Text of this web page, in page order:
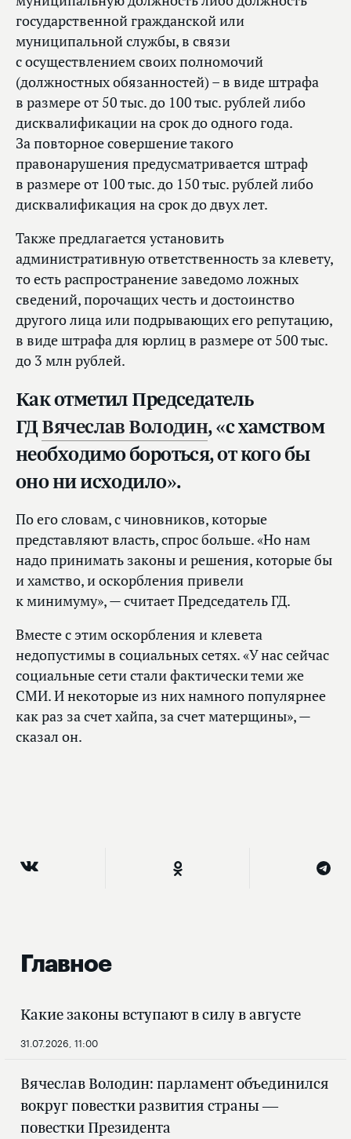
государственной гражданской или
муниципальной службы, в связи
с осуществлением своих полномочий
(должностных обязанностей) – в виде штрафа
в размере от 50 тыс. до 100 тыс. рублей либо
дисквалификации на срок до одного года.
За повторное совершение такого
правонарушения предусматривается штраф
в размере от 100 тыс. до 150 тыс. рублей либо
дисквалификация на срок до двух лет.
Также предлагается установить
административную ответственность за клевету,
то есть распространение заведомо ложных
сведений, порочащих честь и достоинство
другого лица или подрывающих его репутацию,
в виде штрафа для юрлиц в размере от 500 тыс.
до 3 млн рублей.
Как отметил Председатель
ГДВячеслав Володин, «с хамством
необходимо бороться, от кого бы
оно ни исходило».
По его словам, с чиновников, которые
представляют власть, спрос больше. «Но нам
надо принимать законы и решения, которые бы
и хамство, и оскорбления привели
к минимуму», — считает Председатель ГД.
Вместе с этим оскорбления и клевета
недопустимы в социальных сетях. «У нас сейчас
социальные сети стали фактически теми же
СМИ. И некоторые из них намного популярнее
как раз за счет хайпа, за счет матерщины», —
сказал он.
Главное
Какие законы вступают в силу в августе
31.07.2026, 11:00
Вячеслав Володин: парламент объединился
вокруг повестки развития страны —
повестки Президента